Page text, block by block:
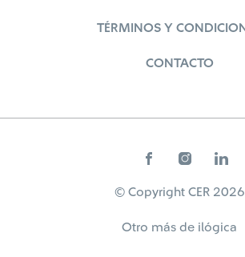
TÉRMINOS Y
CONTACTO
© Copyright CER 2026
Otro más de ilógica